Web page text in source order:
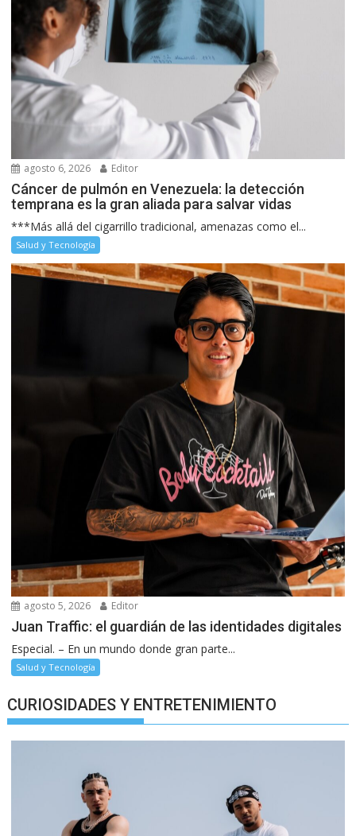
agosto 6, 2026 Editor
Cáncer de pulmón en Venezuela: la detección
temprana es la gran aliada para salvar vidas
***Más allá del cigarrillo tradicional, amenazas como el...
Salud y Tecnología
agosto 5, 2026 Editor
Juan Traffic: el guardián de las identidades digitales
Especial. – En un mundo donde gran parte...
Salud y Tecnología
CURIOSIDADES Y ENTRETENIMIENTO